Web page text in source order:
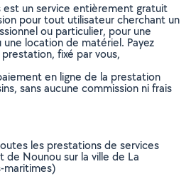
est un service entièrement gratuit
pour tout utilisateur cherchant un
ou particulier, pour une
location de matériel. Payez
fixé par vous,
en ligne de la prestation
sans aucune commission ni frais
les prestations de services
Nounou sur la ville de La
maritimes)